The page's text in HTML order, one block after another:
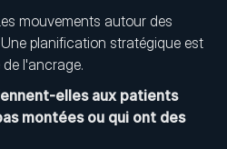
mouvements autour des
planification stratégique est
l'ancrage.
elles aux patients
montées ou qui ont des